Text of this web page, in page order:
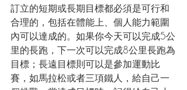
訂立的短期或長期目標都必須是可行和
合理的，包括在體能上、個人能力範圍
內可以達成的。如果你今天可以完成5公
里的長跑，下一次可以完成8公里長跑為
目標；長遠目標則可以是參加運動比
賽，如馬拉松或者三項鐵人，給自己一